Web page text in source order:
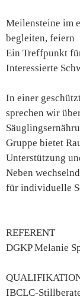
Meilensteine im
begleiten, feiern
Ein Treffpunkt
Interessierte
In einer
sprechen wir
Gruppe bietet
Unterstützung
Neben
für individuelle
REFERENT
DGKP Melanie
IBCLC-